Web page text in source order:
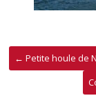
← Petite houle de